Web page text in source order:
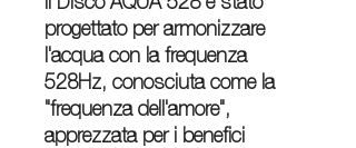
Il Disco AQUA 528 è stato
progettato per armonizzare
l'acqua con la frequenza
528Hz, conosciuta come la
"frequenza dell'amore",
apprezzata per i benefici